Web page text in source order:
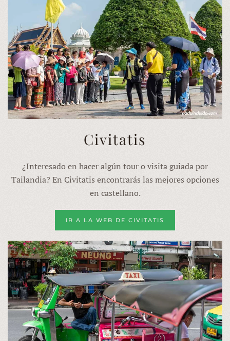
Civitatis
¿Interesado en hacer algún tour o visita guiada por
Tailandia? En Civitatis encontrarás las mejores opciones
en castellano.
IR A LA WEB DE CIVITATIS